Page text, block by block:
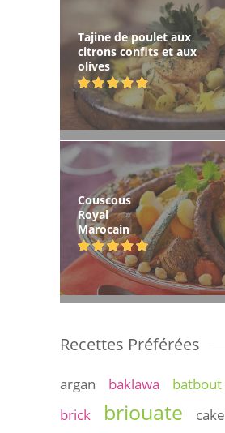
Tajine de poulet aux
citrons confits et aux
olives
Couscous
Royal
Marocain
Recettes Préférées
argan baklawa batbout
brick
briouate
cake